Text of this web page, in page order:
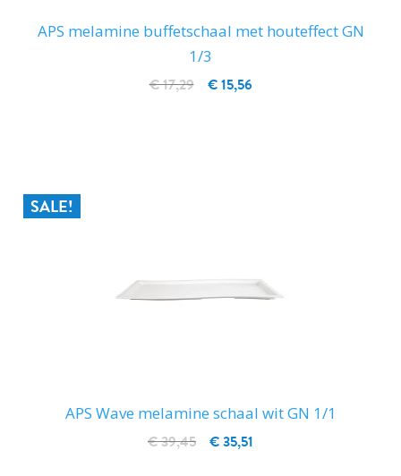
APS melamine buffetschaal met houteffect GN
1/3
€ 15,56
€ 17,29
SALE!
APS Wave melamine schaal wit GN 1/1
€ 35,51
€ 39,45